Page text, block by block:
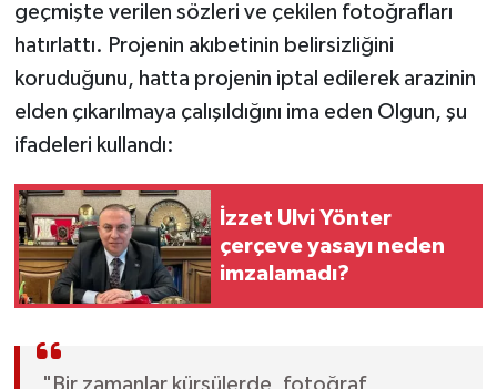
geçmişte verilen sözleri ve çekilen fotoğrafları
hatırlattı. Projenin akıbetinin belirsizliğini
koruduğunu, hatta projenin iptal edilerek arazinin
elden çıkarılmaya çalışıldığını ima eden Olgun, şu
ifadeleri kullandı:
İzzet Ulvi Yönter
çerçeve yasayı neden
imzalamadı?